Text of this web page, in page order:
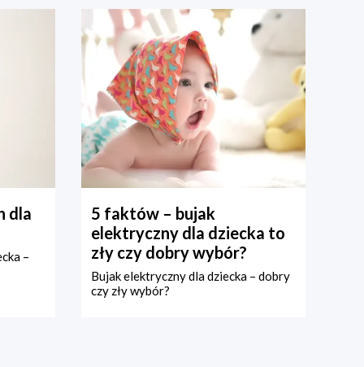
dla
–
5 faktów – bujak
elektryczny dla dziecka to
zły czy dobry wybór?
Bujak elektryczny dla dziecka – dobry
czy zły wybór?